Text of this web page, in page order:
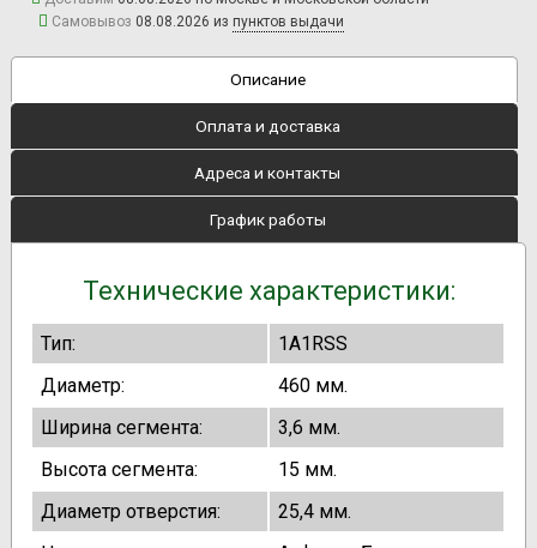
Самовывоз 08.08.2026 из пунктов выдачи
Описание
Оплата и доставка
Адреса и контакты
График работы
Технические характеристики:
Тип:
1A1RSS
Диаметр:
460 мм.
Ширина сегмента:
3,6 мм.
Высота сегмента:
15 мм.
Диаметр отверстия:
25,4 мм.